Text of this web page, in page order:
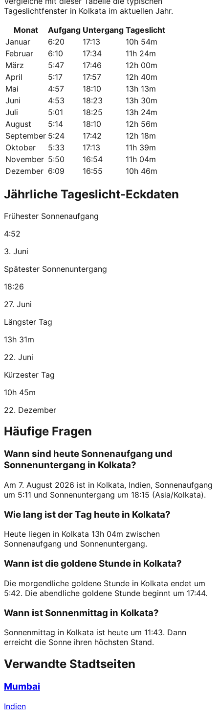
Tageslichtfenster in Kolkata im aktuellen Jahr.
Monat
Aufgang Untergang Tageslicht
Januar
6:20 17:13
10h 54m
Februar
6:10 17:34
11h 24m
März
5:47 17:46
12h 00m
April
5:17 17:57
12h 40m
Mai
4:57 18:10
13h 13m
Juni
4:53 18:23
13h 30m
Juli
5:01 18:25
13h 24m
August
5:14 18:10
12h 56m
September 5:24 17:42
12h 18m
Oktober
5:33 17:13
11h 39m
November 5:50 16:54
11h 04m
Dezember 6:09 16:55 10h 46m
Jährliche Tageslicht-Eckdaten
Frühester Sonnenaufgang
4:52
3. Juni
Spätester Sonnenuntergang
18:26
27. Juni
Längster Tag
13h 31m
22. Juni
Kürzester Tag
10h 45m
22. Dezember
Häufige Fragen
Wann sind heute Sonnenaufgang und
Sonnenuntergang in Kolkata?
Am 7. August 2026 ist in Kolkata, Indien, Sonnenaufgang
um 5:11 und Sonnenuntergang um 18:15 (Asia/Kolkata).
Wie lang ist der Tag heute in Kolkata?
Heute liegen in Kolkata 13h 04m zwischen
Sonnenaufgang und Sonnenuntergang.
Wann ist die goldene Stunde in Kolkata?
Die morgendliche goldene Stunde in Kolkata endet um
5:42. Die abendliche goldene Stunde beginnt um 17:44.
Wann ist Sonnenmittag in Kolkata?
Sonnenmittag in Kolkata ist heute um 11:43. Dann
erreicht die Sonne ihren höchsten Stand.
Verwandte Stadtseiten
Mumbai
Indien